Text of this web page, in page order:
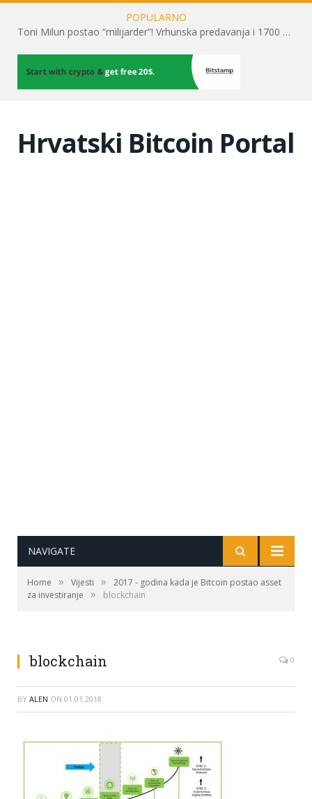
POPULARNO
Toni Milun postao “milijarder”! Vrhunska predavanja i 1700 posjetitelja obilježili su mjesec financijske pismenosti
Hrvatski Bitcoin Portal
NAVIGATE
Home » Vijesti »
2017 - godina kada je Bitcoin postao asset
za investiranje
» blockchain
blockchain 0
BY ALEN ON 01.01.2018